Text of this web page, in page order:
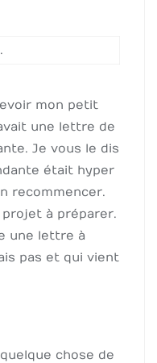
mon petit
une lettre de
Je vous le dis
était hyper
recommencer.
à préparer.
une lettre à
pas et qui vient
chose de